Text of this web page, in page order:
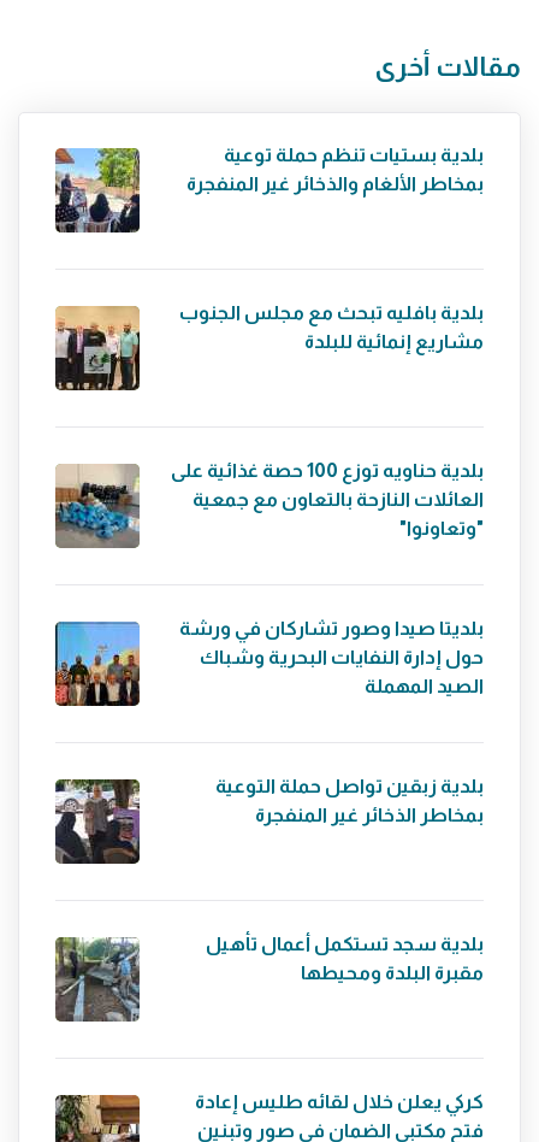
مقالات أخرى
بلدية بستيات تنظم حملة توعية
بمخاطر الألغام والذخائر غير المنفجرة
بلدية بافليه تبحث مع مجلس الجنوب
مشاريع إنمائية للبلدة
بلدية حناويه توزع 100 حصة غذائية على
العائلات النازحة بالتعاون مع جمعية
"وتعاونوا"
بلديتا صيدا وصور تشاركان في ورشة
حول إدارة النفايات البحرية وشباك
الصيد المهملة
بلدية زبقين تواصل حملة التوعية
بمخاطر الذخائر غير المنفجرة
بلدية سجد تستكمل أعمال تأهيل
مقبرة البلدة ومحيطها
كركي يعلن خلال لقائه طليس إعادة
فتح مكتبي الضمان في صور وتبنين